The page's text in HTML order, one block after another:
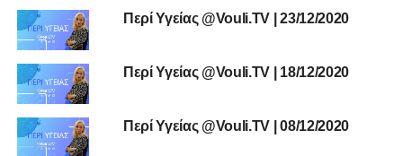
Περί Υγείας @Vouli.TV | 23/12/2020
Περί Υγείας @Vouli.TV | 18/12/2020
Περί Υγείας @Vouli.TV | 08/12/2020